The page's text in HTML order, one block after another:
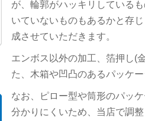
が、輪郭がハッキリしている
いていないものもあるかと存
成させていただきます。
エンボス以外の加工、箔押し(
た、木箱や凹凸のあるパッケ
なお、ピロー型や筒形のパッ
分かりにくいため、当店で調